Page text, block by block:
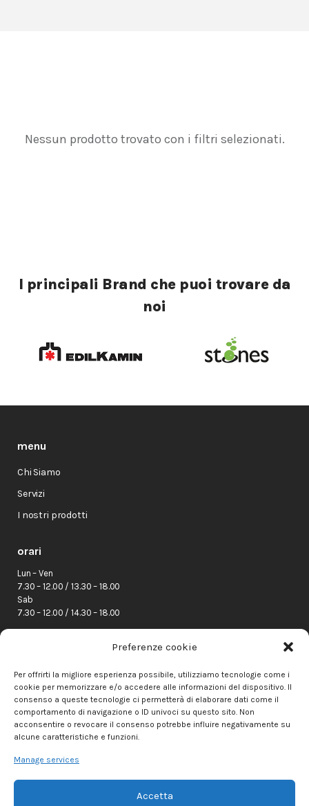
Preferenze cookie
Per offrirti la migliore esperienza possibile, utilizziamo tecnologie come i
cookie per memorizzare e/o accedere alle informazioni del dispositivo. Il
consenso a queste tecnologie ci permetterà di elaborare dati come il
comportamento di navigazione o ID univoci su questo sito. Non
acconsentire o revocare il consenso potrebbe influire negativamente su
alcune caratteristiche e funzioni.
Manage services
Accetta
Nessun prodotto trovato con i filtri selezionati.
I principali Brand che puoi trovare da
noi
menu
Chi Siamo
Servizi
I nostri prodotti
orari
Lun – Ven
7.30 – 12.00 / 13.30 – 18.00
Sab
7.30 – 12.00 / 14.30 – 18.00
43039 Salsomaggiore Terme (PR)
Telefono: 0524 573111
0524 578993 (Ceramiche)
ufficio.tecnico@centroedilesalso.com
Diego Cattani – 348 7219869
CHIAMACI DIRETTAMENTE